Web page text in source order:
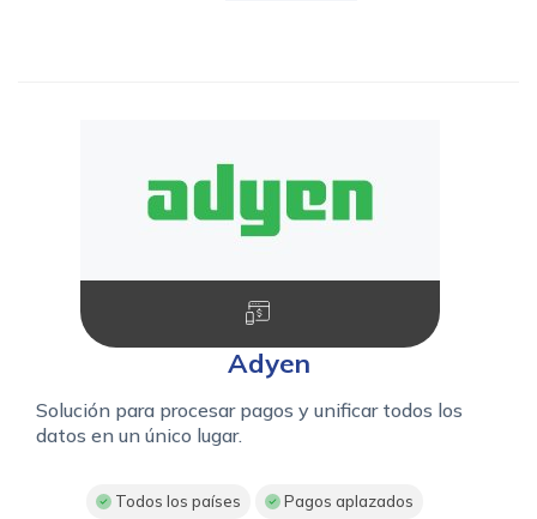
Adyen
Solución para procesar pagos y unificar todos los
datos en un único lugar.
Todos los países Pagos aplazados